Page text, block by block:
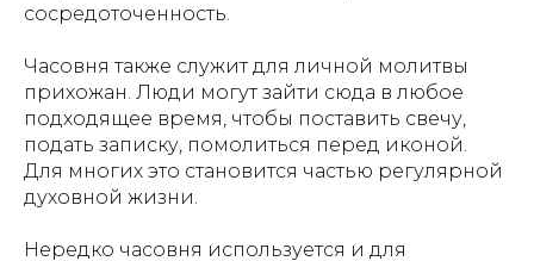
сосредоточенность.
Часовня также служит для личной молитвы
прихожан. Люди могут зайти сюда в любое
подходящее время, чтобы поставить свечу,
подать записку, помолиться перед иконой.
Для многих это становится частью регулярной
духовной жизни.
Нередко часовня используется и для